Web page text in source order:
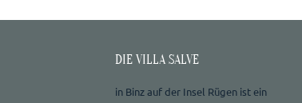
DIE VILLA SALVE
in Binz auf der Insel Rügen ist ein